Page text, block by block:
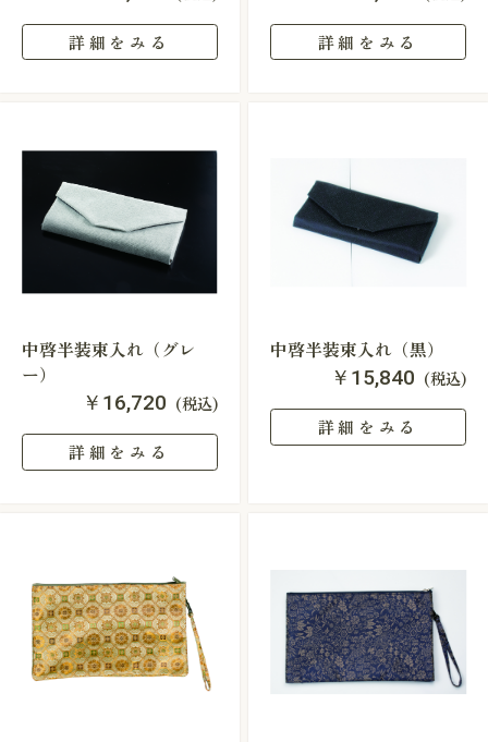
詳細をみる 詳細をみる
中啓半装束入れ（グレ
ー）
￥16,720 (税込)
詳細をみる
中啓半装束入れ（黒）
￥15,840 (税込)
詳細をみる